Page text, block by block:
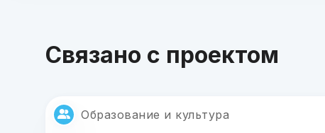
Связано с проектом
Образование и культура